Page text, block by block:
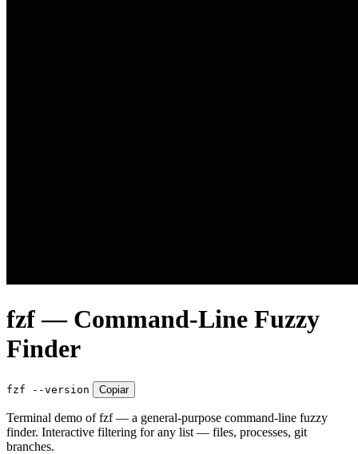
fzf — Command-Line Fuzzy
Finder
fzf --version Copiar
Terminal demo of fzf — a general-purpose command-line fuzzy
finder. Interactive filtering for any list — files, processes, git
branches.